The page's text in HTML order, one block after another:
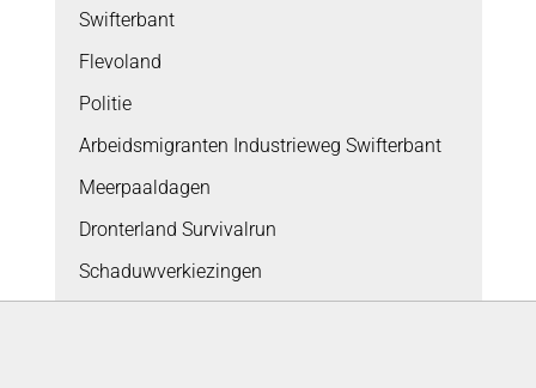
Swifterbant
Flevoland
Politie
Arbeidsmigranten Industrieweg Swifterbant
Meerpaaldagen
Dronterland Survivalrun
Schaduwverkiezingen